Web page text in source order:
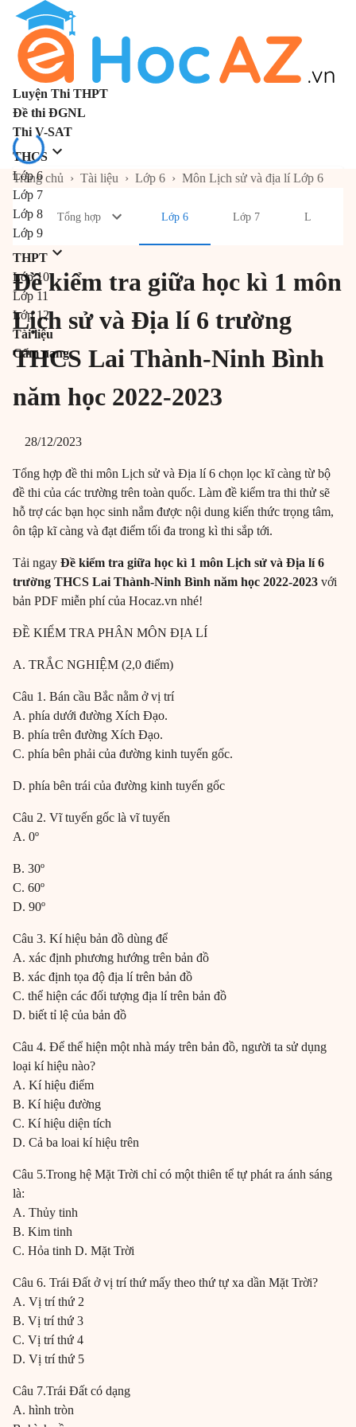
Luyện Thi THPT
Đề thi ĐGNL
Thi V-SAT
THCS
Lớp 6
Lớp 7
Lớp 8
Lớp 9
THPT
Lớp 10
Lớp 11
Lớp 12
Tài liệu
Cẩm nang
Trang chủ › Tài liệu › Lớp 6 › Môn Lịch sử và địa lí Lớp 6
Tổng hợp Lớp 6 Lớp 7 Lớp 8
Đề kiểm tra giữa học kì 1 môn
Lịch sử và Địa lí 6 trường
THCS Lai Thành-Ninh Bình
năm học 2022-2023
28/12/2023
Tổng hợp đề thi môn Lịch sử và Địa lí 6 chọn lọc kĩ càng từ bộ
đề thi của các trường trên toàn quốc. Làm đề kiểm tra thi thử sẽ
hỗ trợ các bạn học sinh nắm được nội dung kiến thức trọng tâm,
ôn tập kĩ càng và đạt điểm tối đa trong kì thi sắp tới.
Tải ngay Đề kiểm tra giữa học kì 1 môn Lịch sử và Địa lí 6
trường THCS Lai Thành-Ninh Bình năm học 2022-2023 với
bản PDF miễn phí của Hocaz.vn nhé!
ĐỀ KIỂM TRA PHÂN MÔN ĐỊA LÍ
A. TRẮC NGHIỆM (2,0 điểm)
Câu 1. Bán cầu Bắc nằm ở vị trí
A. phía dưới đường Xích Đạo.
B. phía trên đường Xích Đạo.
C. phía bên phải của đường kinh tuyến gốc.
D. phía bên trái của đường kinh tuyến gốc
Câu 2. Vĩ tuyến gốc là vĩ tuyến
A. 0º
B. 30º
C. 60º
D. 90º
Câu 3. Kí hiệu bản đồ dùng để
A. xác định phương hướng trên bản đồ
B. xác định tọa độ địa lí trên bản đồ
C. thể hiện các đối tượng địa lí trên bản đồ
D. biết tỉ lệ của bản đồ
Câu 4. Để thể hiện một nhà máy trên bản đồ, người ta sử dụng
loại kí hiệu nào?
A. Kí hiệu điểm
B. Kí hiệu đường
C. Kí hiệu diện tích
D. Cả ba loai kí hiệu trên
Câu 5.Trong hệ Mặt Trời chỉ có một thiên tể tự phát ra ánh sáng
là:
A. Thủy tinh
B. Kim tinh
C. Hỏa tinh D. Mặt Trời
Câu 6. Trái Đất ở vị trí thứ mấy theo thứ tự xa dần Mặt Trời?
A. Vị trí thứ 2
B. Vị trí thứ 3
C. Vị trí thứ 4
D. Vị trí thứ 5
Câu 7.Trái Đất có dạng
A. hình tròn